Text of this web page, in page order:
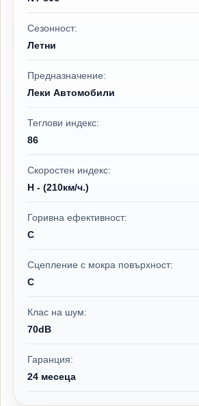
Сезонност:
Летни
Предназначение:
Леки Автомобили
Теглови индекс:
86
Скоростен индекс:
H - (210км/ч.)
Горивна ефективност:
C
Сцепление с мокра повърхност:
C
Клас на шум:
70dB
Гаранция:
24 месеца